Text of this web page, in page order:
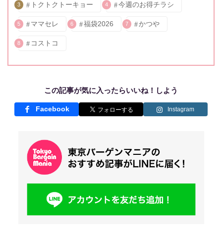
3 トクトクトーキョー 4 今週のお得チラシ
5 ママセレ 6 福袋2026 7 かつや
8 コストコ
この記事が気に入ったらいいね！しよう
Facebook Instagram